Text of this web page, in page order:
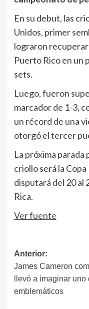
En su debut, las
Unidos, primer
lograron
Puerto Rico en un
sets.
Luego, fueron
marcador de 1-3,
un récord de una
otorgó el tercer
La próxima parada
criollo será la
disputará del 20 al
Rica.
Ver fuente
Navegación
de
entradas
Anterior:
James Cameron
llevó a imaginar
emblemáticos